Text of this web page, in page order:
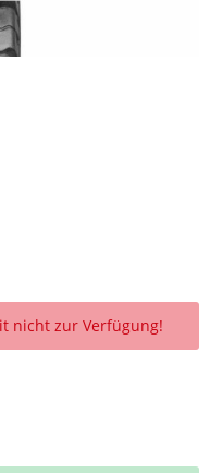
nicht zur Verfügung!